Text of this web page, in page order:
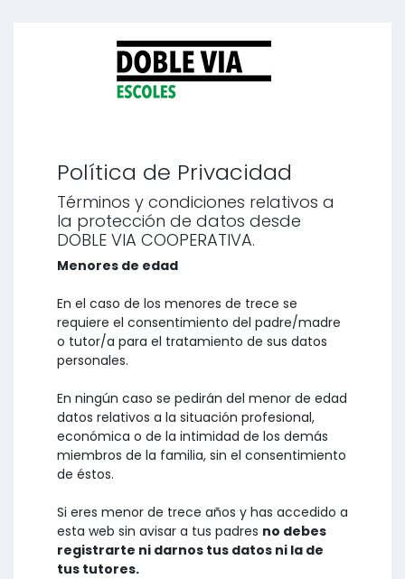
Política de Privacidad
Términos y condiciones relativos a
la protección de datos desde
DOBLE VIA COOPERATIVA.
Menores de edad
En el caso de los menores de trece se
requiere el consentimiento del padre/madre
o tutor/a para el tratamiento de sus datos
personales.
En ningún caso se pedirán del menor de edad
datos relativos a la situación profesional,
económica o de la intimidad de los demás
miembros de la familia, sin el consentimiento
de éstos.
Si eres menor de trece años y has accedido a
esta web sin avisar a tus padres no debes
registrarte ni darnos tus datos ni la de
tus tutores.